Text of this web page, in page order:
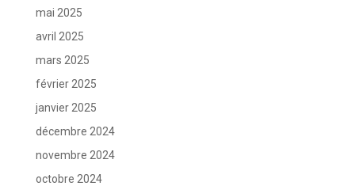
mai 2025
avril 2025
mars 2025
février 2025
janvier 2025
décembre 2024
novembre 2024
octobre 2024